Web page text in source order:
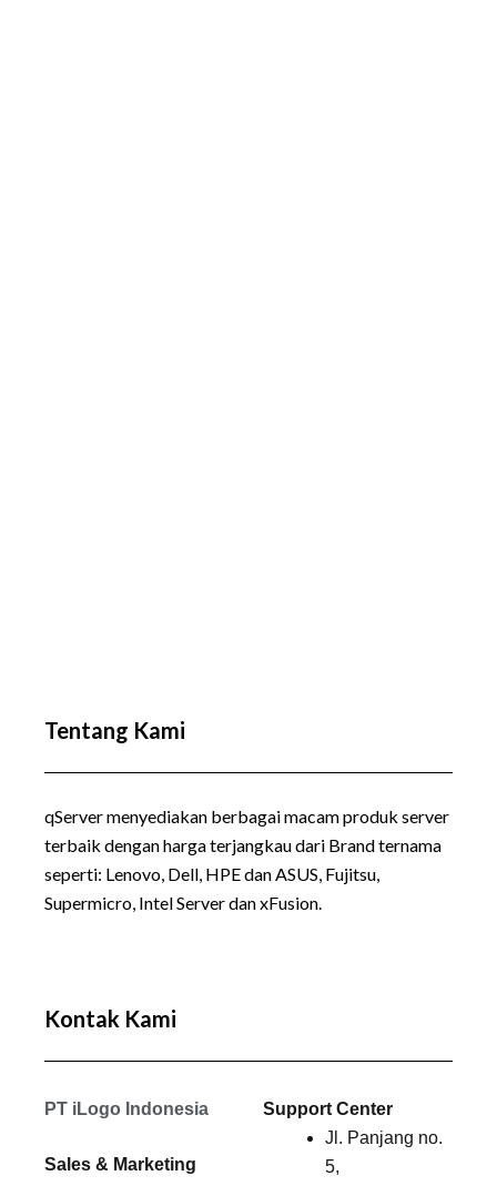
Tentang Kami
qServer menyediakan berbagai macam produk server
terbaik dengan harga terjangkau dari Brand ternama
seperti: Lenovo, Dell, HPE dan ASUS, Fujitsu,
Supermicro, Intel Server dan xFusion.
Kontak Kami
PT iLogo Indonesia
Sales & Marketing
Support Center
Jl. Panjang no.
5,